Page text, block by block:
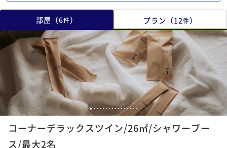
部屋 （6件） プラン （12件）
1 2 3 4 5 6 7 8 9 10 11 121314 15 16
コーナーデラックスツイン/26㎡/シャワーブー
ス/最大2名